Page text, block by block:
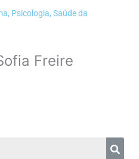
, Psicologia, Saúde da
Freire